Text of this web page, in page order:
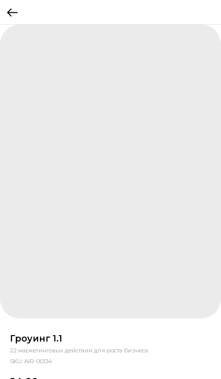
Гроуинг 1.1
22 маркетинговых действия для роста бизнеса
SKU: AIR-00134